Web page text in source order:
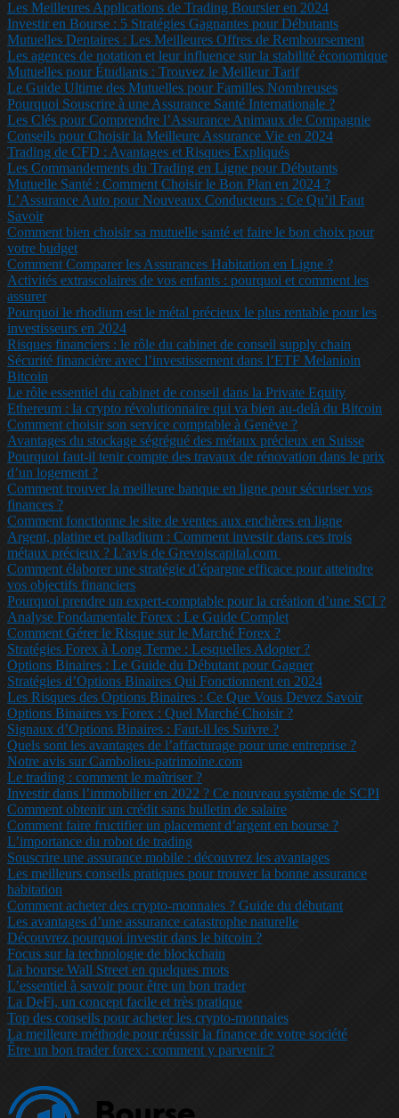
Les Meilleures Applications de Trading Boursier en 2024
Investir en Bourse : 5 Stratégies Gagnantes pour Débutants
Mutuelles Dentaires : Les Meilleures Offres de Remboursement
Les agences de notation et leur influence sur la stabilité économique
Mutuelles pour Étudiants : Trouvez le Meilleur Tarif
Le Guide Ultime des Mutuelles pour Familles Nombreuses
Pourquoi Souscrire à une Assurance Santé Internationale ?
Les Clés pour Comprendre l’Assurance Animaux de Compagnie
Conseils pour Choisir la Meilleure Assurance Vie en 2024
Trading de CFD : Avantages et Risques Expliqués
Les Commandements du Trading en Ligne pour Débutants
Mutuelle Santé : Comment Choisir le Bon Plan en 2024 ?
L’Assurance Auto pour Nouveaux Conducteurs : Ce Qu’il Faut
Savoir
Comment bien choisir sa mutuelle santé et faire le bon choix pour
votre budget
Comment Comparer les Assurances Habitation en Ligne ?
Activités extrascolaires de vos enfants : pourquoi et comment les
assurer
Pourquoi le rhodium est le métal précieux le plus rentable pour les
investisseurs en 2024
Risques financiers : le rôle du cabinet de conseil supply chain
Sécurité financière avec l’investissement dans l’ETF Melanioin
Bitcoin
Le rôle essentiel du cabinet de conseil dans la Private Equity
Ethereum : la crypto révolutionnaire qui va bien au-delà du Bitcoin
Comment choisir son service comptable à Genève ?
Avantages du stockage ségrégué des métaux précieux en Suisse
Pourquoi faut-il tenir compte des travaux de rénovation dans le prix
d’un logement ?
Comment trouver la meilleure banque en ligne pour sécuriser vos
finances ?
Comment fonctionne le site de ventes aux enchères en ligne
Argent, platine et palladium : Comment investir dans ces trois
métaux précieux ? L’avis de Grevoiscapital.com
Comment élaborer une stratégie d’épargne efficace pour atteindre
vos objectifs financiers
Pourquoi prendre un expert-comptable pour la création d’une SCI ?
Analyse Fondamentale Forex : Le Guide Complet
Comment Gérer le Risque sur le Marché Forex ?
Stratégies Forex à Long Terme : Lesquelles Adopter ?
Options Binaires : Le Guide du Débutant pour Gagner
Stratégies d’Options Binaires Qui Fonctionnent en 2024
Les Risques des Options Binaires : Ce Que Vous Devez Savoir
Options Binaires vs Forex : Quel Marché Choisir ?
Signaux d’Options Binaires : Faut-il les Suivre ?
Quels sont les avantages de l’affacturage pour une entreprise ?
Notre avis sur Cambolieu-patrimoine.com
Le trading : comment le maîtriser ?
Investir dans l’immobilier en 2022 ? Ce nouveau système de SCPI
Comment obtenir un crédit sans bulletin de salaire
Comment faire fructifier un placement d’argent en bourse ?
L’importance du robot de trading
Souscrire une assurance mobile : découvrez les avantages
Les meilleurs conseils pratiques pour trouver la bonne assurance
habitation
Comment acheter des crypto-monnaies ? Guide du débutant
Les avantages d’une assurance catastrophe naturelle
Découvrez pourquoi investir dans le bitcoin ?
Focus sur la technologie de blockchain
La bourse Wall Street en quelques mots
L’essentiel à savoir pour être un bon trader
La DeFi, un concept facile et très pratique
Top des conseils pour acheter les crypto-monnaies
La meilleure méthode pour réussir la finance de votre société
Être un bon trader forex : comment y parvenir ?